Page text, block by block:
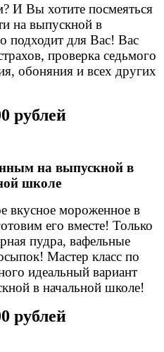
И Вы хотите посмеяться
на выпускной в
подходит для Вас! Вас
проверка седьмого
обоняния и всех других
рублей
на выпускной в
школе
вкусное мороженное в
его вместе! Только
пудра, вафельные
Мастер класс по
идеальный вариант
в начальной школе!
рублей